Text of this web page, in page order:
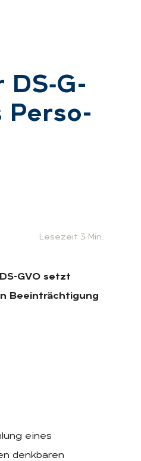
DS‑G­
Per­so­
Lesezeit 3 Min.
GVO setzt
Beeinträchtigung
eines
denkbaren